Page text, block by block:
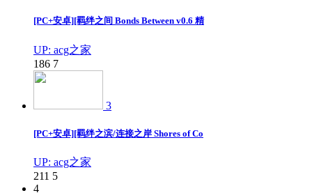
[PC+安卓][羁绊之间 Bonds Between v0.6 精
UP: acg之家
186 7
3
[PC+安卓][羁绊之滨/连接之岸 Shores of Co
UP: acg之家
211 5
4